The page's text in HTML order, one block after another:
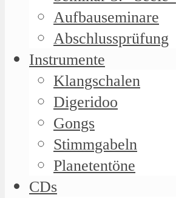
Aufbauseminare
Abschlussprüfung
Instrumente
Klangschalen
Digeridoo
Gongs
Stimmgabeln
Planetentöne
CDs